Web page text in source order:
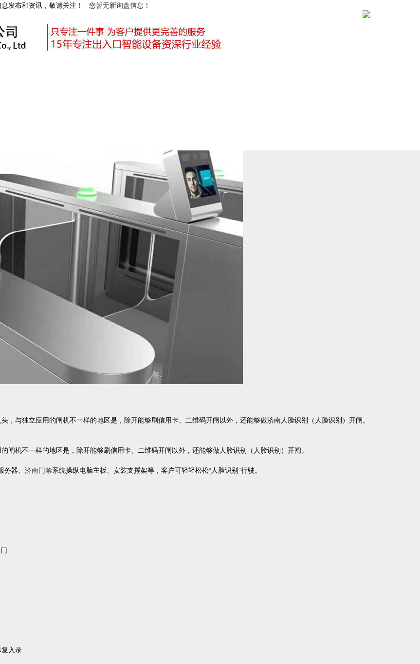
发布和资讯，敬请关注！ 您暂无新询盘信息！
与独立应用的闸机不一样的地区是，除开能够刷信用卡、二维码开闸以外，还能够做济南人脸识别（人脸识别）开闸。
闸机不一样的地区是，除开能够刷信用卡、二维码开闸以外，还能够做人脸识别（人脸识别）开闸。
器、 济南门禁系统操纵电脑主板、安裝支撑架等，客户可轻轻松松“人脸识别”行驶。
入录